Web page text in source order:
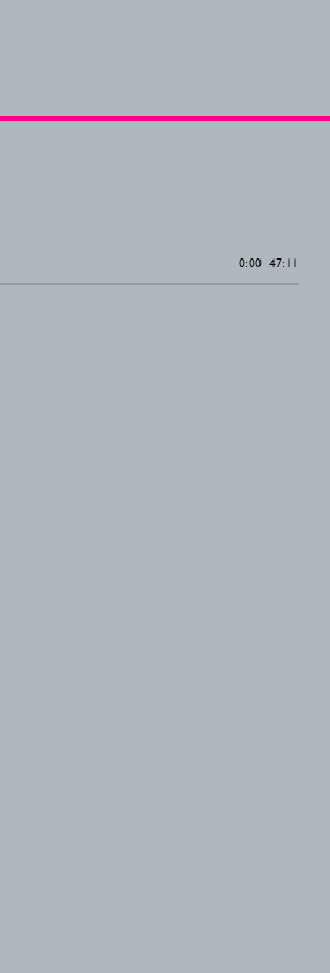
0:00 47:11